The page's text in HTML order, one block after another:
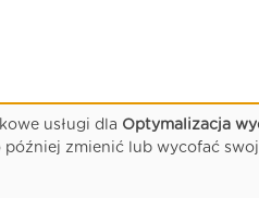
usługi dla Optymalizacja
zmienić lub wycofać